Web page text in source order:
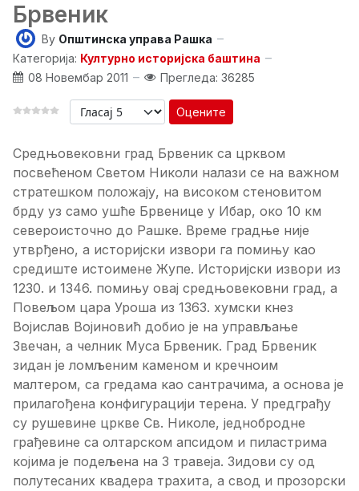
Брвеник
By Општинска управа Рашка
Категорија: Културно историјска баштина
08 Новембар 2011
Прегледа: 36285
Оцените
Средњовековни град Брвеник са црквом
посвећеном Светом Николи налази се на важном
стратешком положају, на високом стеновитом
брду уз само ушће Брвенице у Ибар, око 10 км
североисточно до Рашке. Време градње није
утврђено, а историјски извори га помињу као
средиште истоимене Жупе. Историјски извори из
1230. и 1346. помињу овај средњовековни град, а
Повељом цара Уроша из 1363. хумски кнез
Војислав Војиновић добио је на управљање
Звечан, а челник Муса Брвеник. Град Брвеник
зидан је ломљеним каменом и кречноим
малтером, са гредама као сантрачима, а основа је
прилагођена конфигурацији терена. У предграђу
су рушевине цркве Св. Николе, једнобродне
грађевине са олтарском апсидом и пиластрима
којима је подељена на 3 травеја. Зидови су од
полутесаних квадера трахита, а свод и прозорски